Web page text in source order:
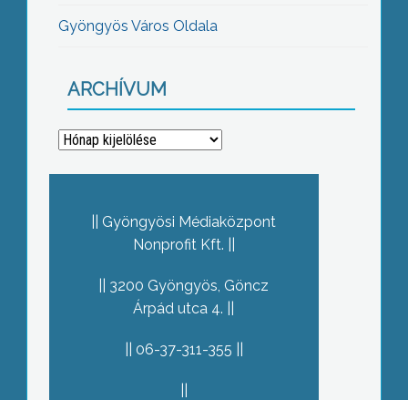
Gyöngyös Város Oldala
ARCHÍVUM
Archívum
Gyöngyösi Médiaközpont
Nonprofit Kft.
3200 Gyöngyös, Göncz
Árpád utca 4.
06-37-311-355